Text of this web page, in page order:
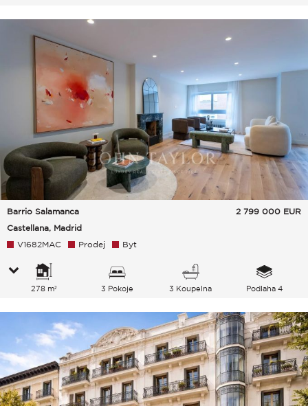
Barrio Salamanca
Castellana, Madrid
2 799 000 EUR
V1682MAC Prodej Byt
278 m² 3 Pokoje 3 Koupelna Podlaha 4